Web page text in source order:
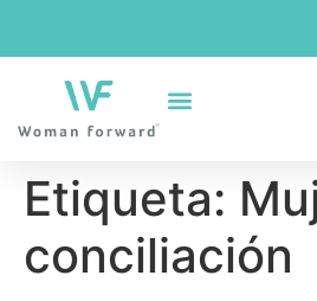
Etiqueta:
conciliación